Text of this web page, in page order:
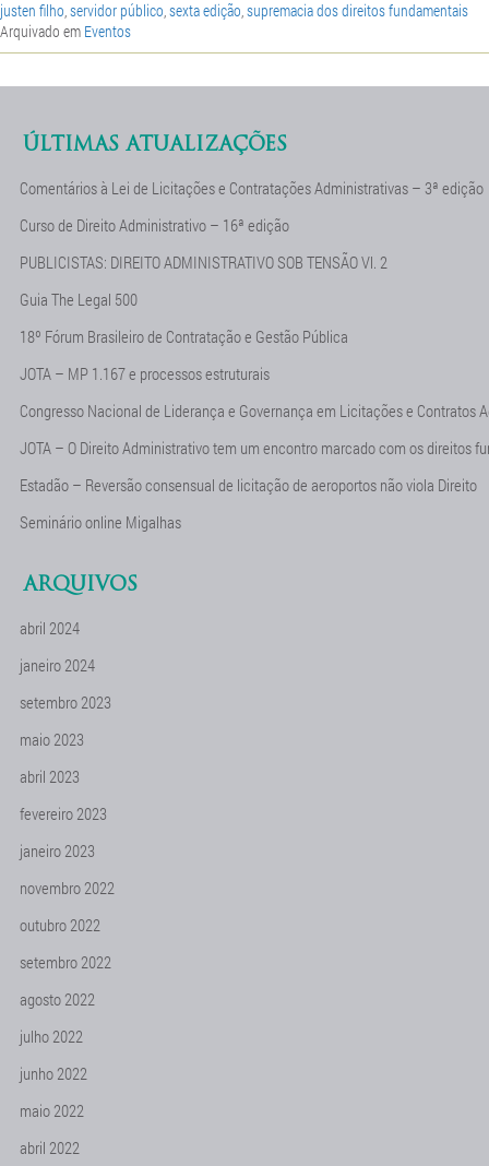
justen filho,servidor público,sexta edição,supremacia dos direitos fundamentais
Arquivado em Eventos
ÚLTIMAS ATUALIZAÇÕES
Comentários à Lei de Licitações e Contratações Administrativas – 3ª edição
Curso de Direito Administrativo – 16ª edição
PUBLICISTAS: DIREITO ADMINISTRATIVO SOB TENSÃO Vl. 2
Guia The Legal 500
18º Fórum Brasileiro de Contratação e Gestão Pública
JOTA – MP 1.167 e processos estruturais
Congresso Nacional de Liderança e Governança em Licitações e Contratos
JOTA – O Direito Administrativo tem um encontro marcado com os direitos
Estadão – Reversão consensual de licitação de aeroportos não viola Direito
Seminário online Migalhas
ARQUIVOS
abril 2024
janeiro 2024
setembro 2023
maio 2023
abril 2023
fevereiro 2023
janeiro 2023
novembro 2022
outubro 2022
setembro 2022
agosto 2022
julho 2022
junho 2022
maio 2022
abril 2022